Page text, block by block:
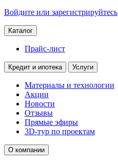
Войдите или зарегистрируйтесь
Каталог
Прайс-лист
Кредит и ипотека Услуги
Материалы и технологии
Акции
Новости
Отзывы
Прямые эфиры
3D-тур по проектам
О компании